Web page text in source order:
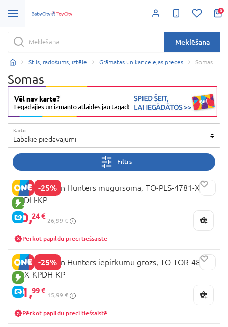
0
Meklēšana
Stils, radošums, iztēle Grāmatas un kancelejas preces Somas
Somas
Kārto
Labākie piedāvājumi
Filtrs
-25%
JAUNA PRECE
E-CENA
K-POP Demon Hunters mugursoma, TO-PLS-4781-XXX-
KPDH-KP
20,24 €
26,99 €
Pērkot papildu preci tiešsaistē
-25%
JAUNA PRECE
E-CENA
K-POP Demon Hunters iepirkumu grozs, TO-TOR-4804-
XXX-KPDH-KP
11,99 €
15,99 €
Pērkot papildu preci tiešsaistē